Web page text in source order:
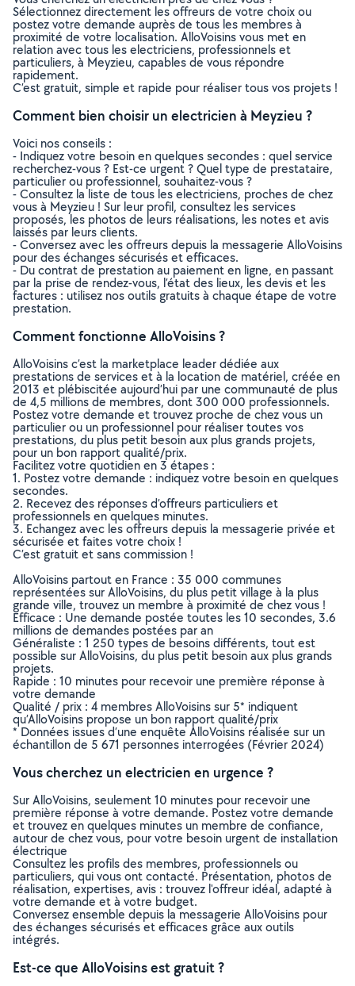
Sélectionnez directement les offreurs de votre choix ou
postez votre demande auprès de tous les membres à
proximité de votre localisation. AlloVoisins vous met en
relation avec tous les electriciens, professionnels et
particuliers, à Meyzieu, capables de vous répondre
rapidement.
C’est gratuit, simple et rapide pour réaliser tous vos projets !
Comment bien choisir un electricien à Meyzieu ?
Voici nos conseils :
- Indiquez votre besoin en quelques secondes : quel service
recherchez-vous ? Est-ce urgent ? Quel type de prestataire,
particulier ou professionnel, souhaitez-vous ?
- Consultez la liste de tous les electriciens, proches de chez
vous à Meyzieu ! Sur leur profil, consultez les services
proposés, les photos de leurs réalisations, les notes et avis
laissés par leurs clients.
- Conversez avec les offreurs depuis la messagerie AlloVoisins
pour des échanges sécurisés et efficaces.
- Du contrat de prestation au paiement en ligne, en passant
par la prise de rendez-vous, l’état des lieux, les devis et les
factures : utilisez nos outils gratuits à chaque étape de votre
prestation.
Comment fonctionne AlloVoisins ?
AlloVoisins c’est la marketplace leader dédiée aux
prestations de services et à la location de matériel, créée en
2013 et plébiscitée aujourd’hui par une communauté de plus
de 4,5 millions de membres, dont 300 000 professionnels.
Postez votre demande et trouvez proche de chez vous un
particulier ou un professionnel pour réaliser toutes vos
prestations, du plus petit besoin aux plus grands projets,
pour un bon rapport qualité/prix.
Facilitez votre quotidien en 3 étapes :
1. Postez votre demande : indiquez votre besoin en quelques
secondes.
2. Recevez des réponses d’offreurs particuliers et
professionnels en quelques minutes.
3. Echangez avec les offreurs depuis la messagerie privée et
sécurisée et faites votre choix !
C’est gratuit et sans commission !
AlloVoisins partout en France : 35 000 communes
représentées sur AlloVoisins, du plus petit village à la plus
grande ville, trouvez un membre à proximité de chez vous !
Efficace : Une demande postée toutes les 10 secondes, 3.6
millions de demandes postées par an
Généraliste : 1 250 types de besoins différents, tout est
possible sur AlloVoisins, du plus petit besoin aux plus grands
projets.
Rapide : 10 minutes pour recevoir une première réponse à
votre demande
Qualité / prix : 4 membres AlloVoisins sur 5* indiquent
qu’AlloVoisins propose un bon rapport qualité/prix
* Données issues d’une enquête AlloVoisins réalisée sur un
échantillon de 5 671 personnes interrogées (Février 2024)
Vous cherchez un electricien en urgence ?
Sur AlloVoisins, seulement 10 minutes pour recevoir une
première réponse à votre demande. Postez votre demande
et trouvez en quelques minutes un membre de confiance,
autour de chez vous, pour votre besoin urgent de installation
électrique
Consultez les profils des membres, professionnels ou
particuliers, qui vous ont contacté. Présentation, photos de
réalisation, expertises, avis : trouvez l'offreur idéal, adapté à
votre demande et à votre budget.
Conversez ensemble depuis la messagerie AlloVoisins pour
des échanges sécurisés et efficaces grâce aux outils
intégrés.
Est-ce que AlloVoisins est gratuit ?